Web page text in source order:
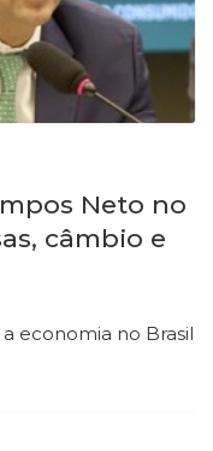
Neto no
câmbio e
economia no Brasil